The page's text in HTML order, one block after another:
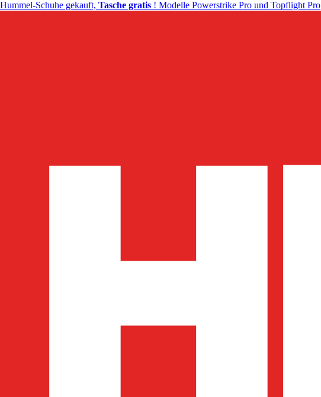
Hummel-Schuhe gekauft, Tasche gratis ! Modelle Powerstrike Pro und Topflight Pro